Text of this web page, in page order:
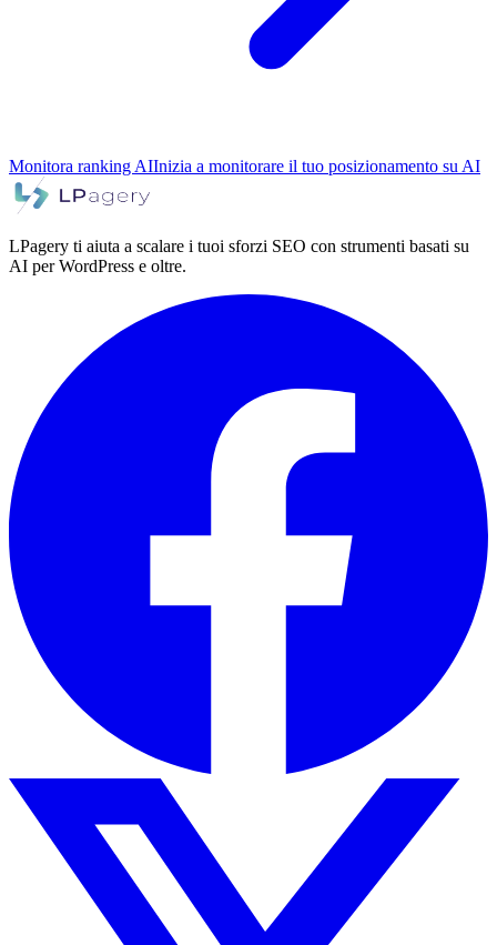
Monitora ranking AIInizia a monitorare il tuo posizionamento su AI
LPagery ti aiuta a scalare i tuoi sforzi SEO con strumenti basati su
AI per WordPress e oltre.